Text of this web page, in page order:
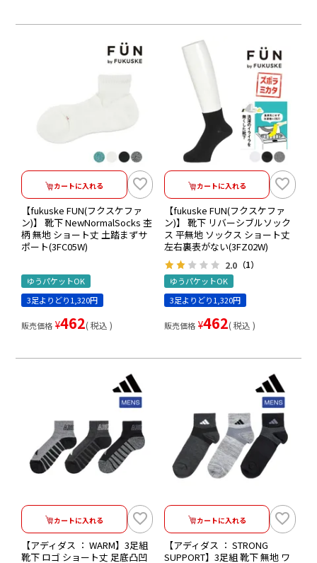
カートに入れる
【fukuske FUN(フクスケファ
ン)】 靴下 NewNormalSocks 杢
柄 無地 ショート丈 土踏まずサ
ポート(3FC05W)
ゆうパケットOK
3足よりどり1,320円
販売価格 ¥462 税込
カートに入れる
【fukuske FUN(フクスケファ
ン)】 靴下 リバーシブルソック
ス 平無地 ソックス ショート丈
左右裏表がない(3FZ02W)
2.0 （1）
ゆうパケットOK
3足よりどり1,320円
販売価格 ¥462 税込
カートに入れる
【アディダス ： WARM】3足組
靴下 ロゴ ショート丈 足底凸凹
カートに入れる
【アディダス ： STRONG
SUPPORT】3足組 靴下 無地 ワ